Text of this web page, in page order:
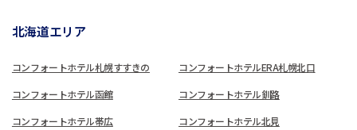
北海道エリア
コンフォートホテル札幌すすきの コンフォートホテルERA札幌北口
コンフォートホテル函館 コンフォートホテル釧路
コンフォートホテル帯広 コンフォートホテル北見